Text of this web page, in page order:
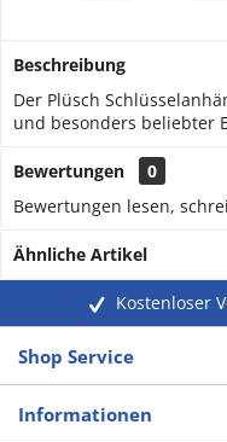
Beschreibung
Der Plüsch
und besonders beliebter
Bewertungen
0
Bewertungen lesen,
Ähnliche Artikel
Kostenloser
Shop Service
Informationen